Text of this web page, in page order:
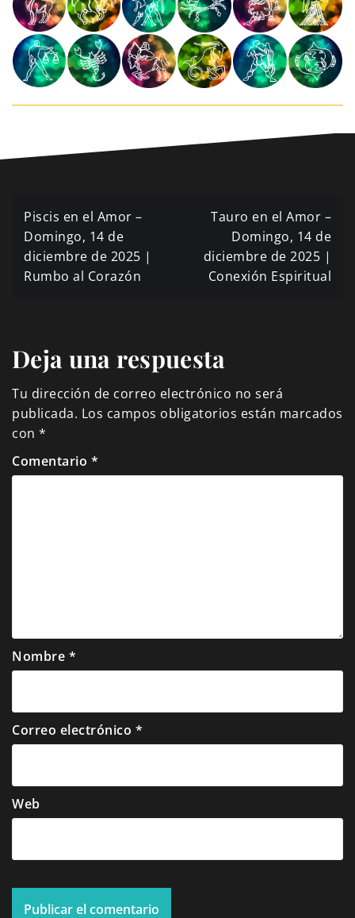
Navegación
de
entradas
Piscis en el Amor –
Domingo, 14 de
diciembre de 2025 |
Rumbo al Corazón
Tauro en el Amor –
Domingo, 14 de
diciembre de 2025 |
Conexión Espiritual
Deja una respuesta
Tu dirección de correo electrónico no será
publicada. Los campos obligatorios están marcados
con *
Comentario *
Nombre *
Correo electrónico *
Web